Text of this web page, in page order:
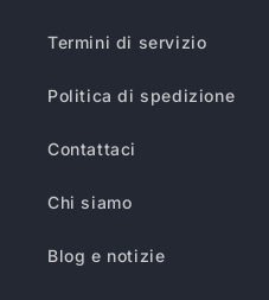
Termini di servizio
Politica di spedizione
Contattaci
Chi siamo
Blog e notizie